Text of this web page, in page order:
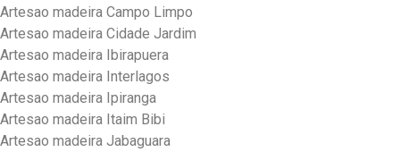
Artesao madeira Campo Limpo
Artesao madeira Cidade Jardim
Artesao madeira Ibirapuera
Artesao madeira Interlagos
Artesao madeira Ipiranga
Artesao madeira Itaim Bibi
Artesao madeira Jabaguara